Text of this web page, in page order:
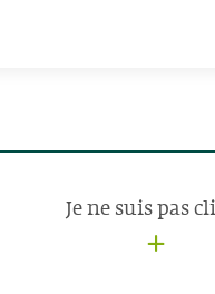
Je ne suis pas